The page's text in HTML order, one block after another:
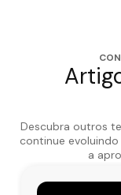
Descubra outros
continue
a